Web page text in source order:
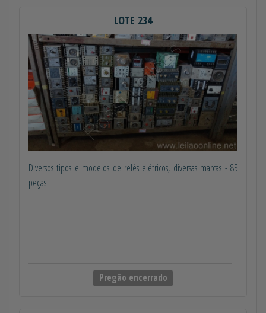
LOTE 234
Diversos tipos e modelos de relés elétricos, diversas marcas - 85
peças
Pregão encerrado